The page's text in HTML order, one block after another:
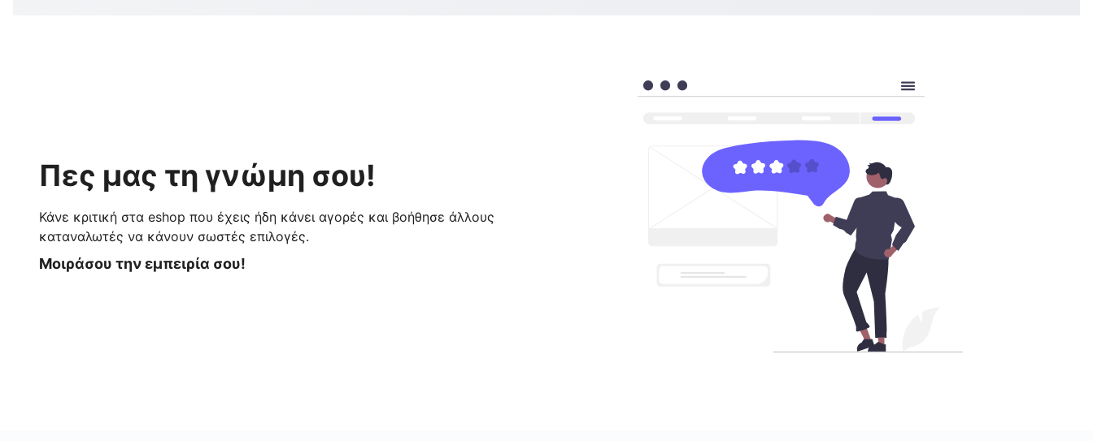
Πες μας τη γνώμη σου!
Κάνε κριτική στα eshop που έχεις ήδη κάνει αγορές και βοήθησε άλλους
καταναλωτές να κάνουν σωστές επιλογές.
Μοιράσου την εμπειρία σου!